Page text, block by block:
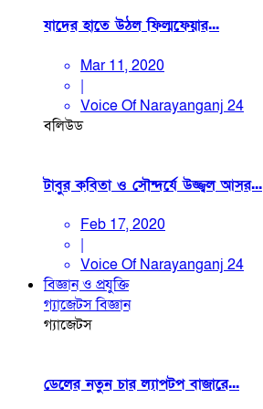
যাদের হাতে উঠল ফিল্মফেয়ার...
Mar 11, 2020
|
Voice Of Narayanganj 24
বলিউড
টাবুর কবিতা ও সৌন্দর্যে উজ্জ্বল আসর...
Feb 17, 2020
|
Voice Of Narayanganj 24
বিজ্ঞান ও প্রযুক্তি
গ্যাজেটসবিজ্ঞান
গ্যাজেটস
ডেলের নতুন চার ল্যাপটপ বাজারে...